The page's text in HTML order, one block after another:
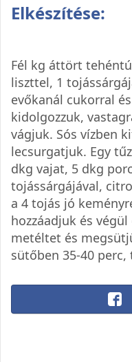
Elkészítése:
Fél kg áttört
liszttel, 1
evőkanál cukorral
kidolgozzuk,
vágjuk. Sós vízben
lecsurgatjuk. Egy
dkg vajat, 5 dkg
tojássárgájával,
a 4 tojás jó
hozzáadjuk és
metéltet és
sütőben 35-40